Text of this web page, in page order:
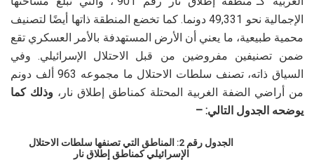
23
5
الإجمالية نحو 49,331 دونما. كما تخضع المنطقة ذاتها أيضًا لتصنيف
محمية طبيعية، ما يعني أن الأرض المستهدفة بالأمر العسكري تقع
ضمن تصنيفين مفروضين من قبل الاحتلال الإسرائيلي. وفي
السياق ذاته، تصنف سلطات الاحتلال ما مجموعه 963 ألف دونم
من أراضي الضفة الغربية المحتلة كمناطق إطلاق نار، وذلك كما
يوضحه الجدول التالي: –
الجدول رقم 2: المناطق التي تصنفها سلطات الاحتلال
الإسرائيلي كمناطق إطلاق نار